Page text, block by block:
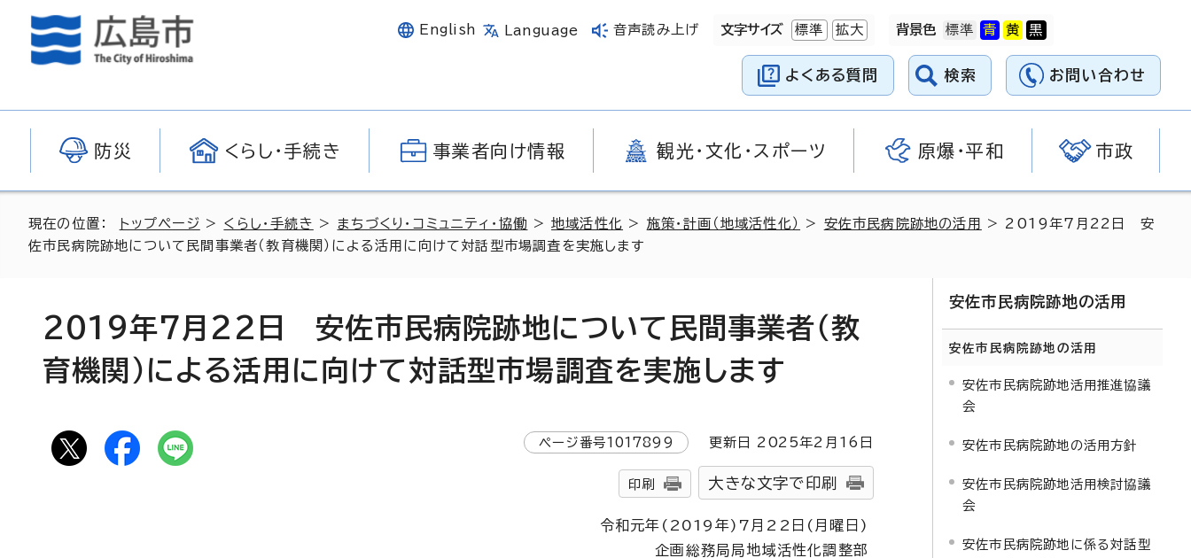
English Language 音声読み上げ 文字サイズ 標準 拡大 背景色
よくある質問 検索 お問い合わせ
防災 くらし・手続き 事業者向け情報 観光・文化・スポーツ 原爆・平和 市政
現在の位置： トップページ > くらし・手続き > まちづくり・コミュニティ・協働 >地域活性化 > 施策・計画（地域活性化） > 安佐市民病院跡地の活用
> 2019年7月22日 安
佐市民病院跡地について民間事業者（教育機関）による活用に向けて対話型市場調査を実施します
2019年7月22日 安佐市民病院跡地について民間事業者（教
育機関）による活用に向けて対話型市場調査を実施します
ページ番号1017899 更新日 2025年2月 16 日
印刷 大きな文字で印刷
令和元年(2019年)7月22日(月曜日)
企画総務局局地域活性化調整部
安佐市民病院跡地の活用
安佐市民病院跡地の活用
安佐市民病院跡地活用推進協議
会
安佐市民病院跡地の活用方針
安佐市民病院跡地活用検討協議
会
安佐市民病院跡地に係る対話型